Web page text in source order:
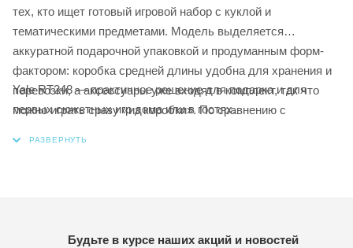
тех, кто ищет готовый игровой набор с куклой и
тематическими предметами. Модель выделяется
аккуратной подарочной упаковкой и продуманным форм-
фактором: коробка средней длины удобна для хранения и
перевозки, а аксессуары уже входят в комплект, так что
можно играть сразу «из коробки». По сравнению с
Yale RT248 — практичное решение для подарка и для
первых сюжетных игр дома или в гостях.
Будьте в курсе наших акций и новостей